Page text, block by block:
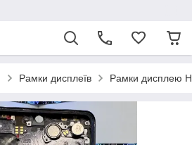
Рамки дисплеїв Рамки дисплею